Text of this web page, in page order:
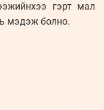
гэрт мал
мэдэж болно.